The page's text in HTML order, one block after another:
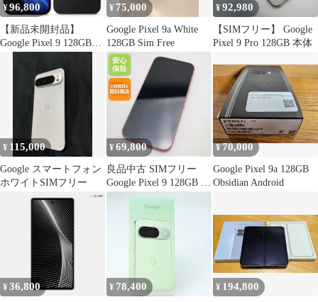
¥96,800
【新品未開封品】
Google Pixel 9 128GB
¥ 75,000
Google Pixel 9a White
128GB Sim Free
¥92,980
【SIMフリー】 Google
Pixel 9 Pro 128GB 本体
¥ 115,000
Google スマートフォン
ホワイトSIMフリー
¥69,800
良品中古 SIMフリー
Google Pixel 9 128GB ピ
オニー スマホ Google
即日発送 土日祝発送
OK 03000
¥70,000
Google Pixel 9a 128GB
Obsidian Android
¥36,800 ¥ 78,400 ¥ 194,800